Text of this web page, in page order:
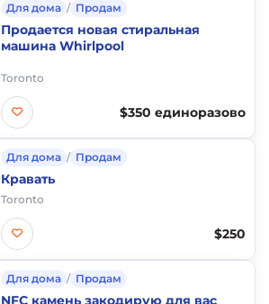
Для дома / Продам
Продается новая стиральная
машина Whirlpool
Toronto
$350 единоразово
Для дома / Продам
Кравать
Toronto
$250
Для дома / Продам
NFC камень закодирую для вас